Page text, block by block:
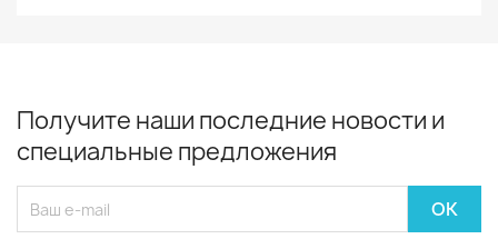
Получите наши последние новости и
специальные предложения